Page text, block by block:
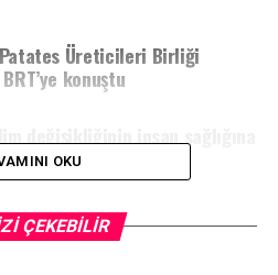
Üreticileri Birliği
konuştu
OKU
ÇEKEBİLİR